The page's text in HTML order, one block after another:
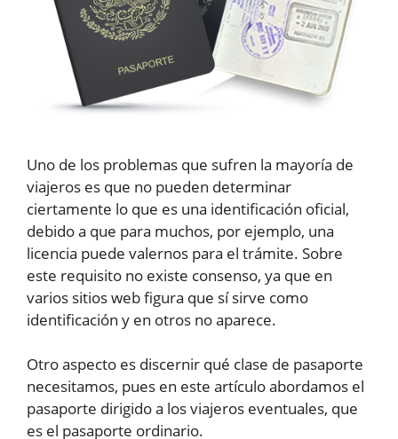
Uno de los problemas que sufren la mayoría de
viajeros es que no pueden determinar
ciertamente lo que es una identificación oficial,
debido a que para muchos, por ejemplo, una
licencia puede valernos para el trámite. Sobre
este requisito no existe consenso, ya que en
varios sitios web figura que sí sirve como
identificación y en otros no aparece.
Otro aspecto es discernir qué clase de pasaporte
necesitamos, pues en este artículo abordamos el
pasaporte dirigido a los viajeros eventuales, que
es el pasaporte ordinario.